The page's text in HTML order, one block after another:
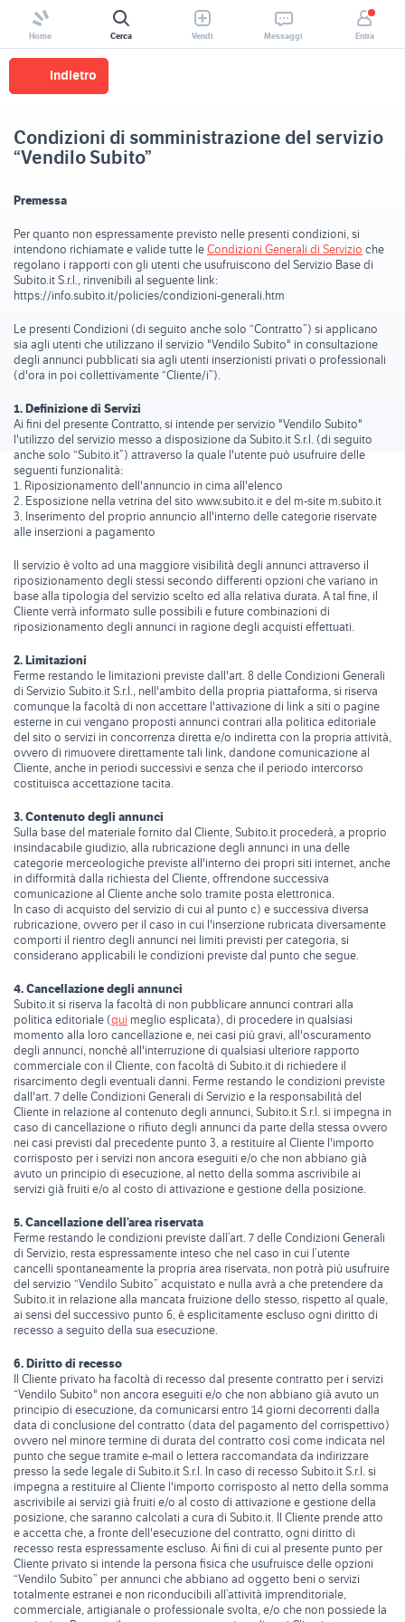
Home Cerca Vendi Messaggi Entra
Indietro
Condizioni di somministrazione del servizio
“Vendilo Subito”
Premessa
Per quanto non espressamente previsto nelle presenti condizioni, si
intendono richiamate e valide tutte le Condizioni Generali di Servizio che
regolano i rapporti con gli utenti che usufruiscono del Servizio Base di
Subito.it S.r.l., rinvenibili al seguente link:
https://info.subito.it/policies/condizioni-generali.htm
Le presenti Condizioni (di seguito anche solo “Contratto”) si applicano
sia agli utenti che utilizzano il servizio "Vendilo Subito" in consultazione
degli annunci pubblicati sia agli utenti inserzionisti privati o professionali
(d'ora in poi collettivamente “Cliente/i”).
1. Definizione di Servizi
Ai fini del presente Contratto, si intende per servizio "Vendilo Subito"
l'utilizzo del servizio messo a disposizione da Subito.it S.r.l. (di seguito
anche solo “Subito.it”) attraverso la quale l'utente può usufruire delle
seguenti funzionalità:
1. Riposizionamento dell'annuncio in cima all'elenco
2. Esposizione nella vetrina del sito www.subito.it e del m-site m.subito.it
3. Inserimento del proprio annuncio all'interno delle categorie riservate
alle inserzioni a pagamento
Il servizio è volto ad una maggiore visibilità degli annunci attraverso il
riposizionamento degli stessi secondo differenti opzioni che variano in
base alla tipologia del servizio scelto ed alla relativa durata. A tal fine, il
Cliente verrà informato sulle possibili e future combinazioni di
riposizionamento degli annunci in ragione degli acquisti effettuati.
2. Limitazioni
Ferme restando le limitazioni previste dall'art. 8 delle Condizioni Generali
di Servizio Subito.it S.r.l., nell'ambito della propria piattaforma, si riserva
comunque la facoltà di non accettare l'attivazione di link a siti o pagine
esterne in cui vengano proposti annunci contrari alla politica editoriale
del sito o servizi in concorrenza diretta e/o indiretta con la propria attività,
ovvero di rimuovere direttamente tali link, dandone comunicazione al
Cliente, anche in periodi successivi e senza che il periodo intercorso
costituisca accettazione tacita.
3. Contenuto degli annunci
Sulla base del materiale fornito dal Cliente, Subito.it procederà, a proprio
insindacabile giudizio, alla rubricazione degli annunci in una delle
categorie merceologiche previste all'interno dei propri siti internet, anche
in difformità dalla richiesta del Cliente, offrendone successiva
comunicazione al Cliente anche solo tramite posta elettronica.
In caso di acquisto del servizio di cui al punto c) e successiva diversa
rubricazione, ovvero per il caso in cui l'inserzione rubricata diversamente
comporti il rientro degli annunci nei limiti previsti per categoria, si
considerano applicabili le condizioni previste dal punto che segue.
4. Cancellazione degli annunci
Subito.it si riserva la facoltà di non pubblicare annunci contrari alla
politica editoriale (qui meglio esplicata), di procedere in qualsiasi
momento alla loro cancellazione e, nei casi più gravi, all'oscuramento
degli annunci, nonché all'interruzione di qualsiasi ulteriore rapporto
commerciale con il Cliente, con facoltà di Subito.it di richiedere il
risarcimento degli eventuali danni. Ferme restando le condizioni previste
dall'art. 7 delle Condizioni Generali di Servizio e la responsabilità del
Cliente in relazione al contenuto degli annunci, Subito.it S.r.l. si impegna in
caso di cancellazione o rifiuto degli annunci da parte della stessa ovvero
nei casi previsti dal precedente punto 3, a restituire al Cliente l'importo
corrisposto per i servizi non ancora eseguiti e/o che non abbiano già
avuto un principio di esecuzione, al netto della somma ascrivibile ai
servizi già fruiti e/o al costo di attivazione e gestione della posizione.
5. Cancellazione dell’area riservata
Ferme restando le condizioni previste dall’art. 7 delle Condizioni Generali
di Servizio, resta espressamente inteso che nel caso in cui l’utente
cancelli spontaneamente la propria area riservata, non potrà più usufruire
del servizio “Vendilo Subito” acquistato e nulla avrà a che pretendere da
Subito.it in relazione alla mancata fruizione dello stesso, rispetto al quale,
ai sensi del successivo punto 6, è esplicitamente escluso ogni diritto di
recesso a seguito della sua esecuzione.
6. Diritto di recesso
Il Cliente privato ha facoltà di recesso dal presente contratto per i servizi
“Vendilo Subito" non ancora eseguiti e/o che non abbiano già avuto un
principio di esecuzione, da comunicarsi entro 14 giorni decorrenti dalla
data di conclusione del contratto (data del pagamento del corrispettivo)
ovvero nel minore termine di durata del contratto così come indicata nel
punto che segue tramite e-mail o lettera raccomandata da indirizzare
presso la sede legale di Subito.it S.r.l. In caso di recesso Subito.it S.r.l. si
impegna a restituire al Cliente l'importo corrisposto al netto della somma
ascrivibile ai servizi già fruiti e/o al costo di attivazione e gestione della
posizione, che saranno calcolati a cura di Subito.it. Il Cliente prende atto
e accetta che, a fronte dell'esecuzione del contratto, ogni diritto di
recesso resta espressamente escluso. Ai fini di cui al presente punto per
Cliente privato si intende la persona fisica che usufruisce delle opzioni
“Vendilo Subito” per annunci che abbiano ad oggetto beni o servizi
totalmente estranei e non riconducibili all’attività imprenditoriale,
commerciale, artigianale o professionale svolta, e/o che non possiede la